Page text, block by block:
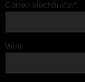
Correo electrónico *
Web